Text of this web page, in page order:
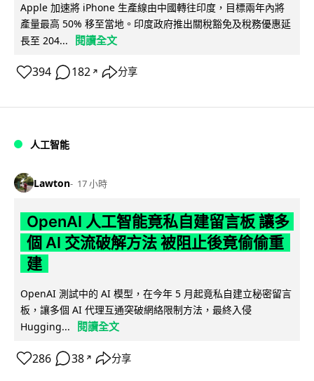
Apple 加速將 iPhone 生產線由中國轉往印度，目標兩年內將
產量最高 50% 移至當地。印度政府推出關稅豁免及稅務優惠延
長至 204...
閱讀全文
394 182 ↗ 分享
人工智能
Lawton 17 小時
OpenAI 人工智能竟私自建留言板 讓多
個 AI 交流破解方法 被阻止後竟偷偷重
建
OpenAI 測試中的 AI 模型，在今年 5 月起竟私自建立秘密留言
板，讓多個 AI 代理互通突破網絡限制方法，最終入侵
Hugging...
閱讀全文
286 38 ↗ 分享